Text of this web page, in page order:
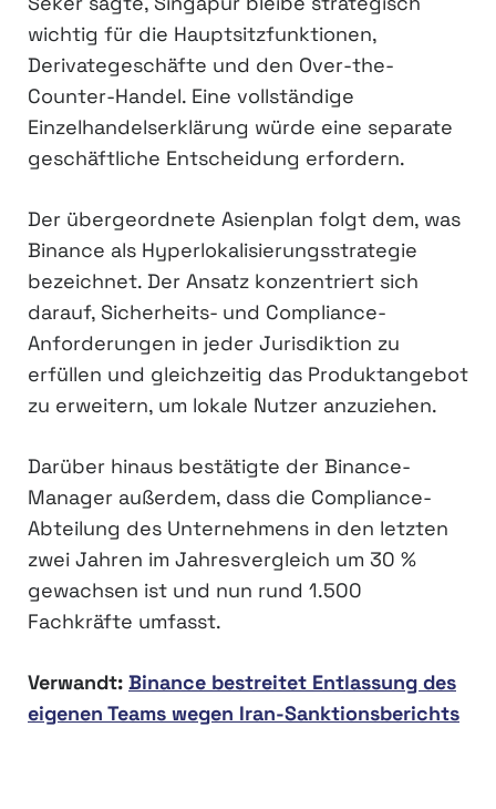
wichtig für die Hauptsitzfunktionen,
Derivategeschäfte und den Over-the-
Counter-Handel. Eine vollständige
Einzelhandelserklärung würde eine separate
geschäftliche Entscheidung erfordern.
Der übergeordnete Asienplan folgt dem, was
Binance als Hyperlokalisierungsstrategie
bezeichnet. Der Ansatz konzentriert sich
darauf, Sicherheits- und Compliance-
Anforderungen in jeder Jurisdiktion zu
erfüllen und gleichzeitig das Produktangebot
zu erweitern, um lokale Nutzer anzuziehen.
Darüber hinaus bestätigte der Binance-
Manager außerdem, dass die Compliance-
Abteilung des Unternehmens in den letzten
zwei Jahren im Jahresvergleich um 30 %
gewachsen ist und nun rund 1.500
Fachkräfte umfasst.
Verwandt: Binance bestreitet Entlassung des
eigenen Teams wegen Iran-Sanktionsberichts